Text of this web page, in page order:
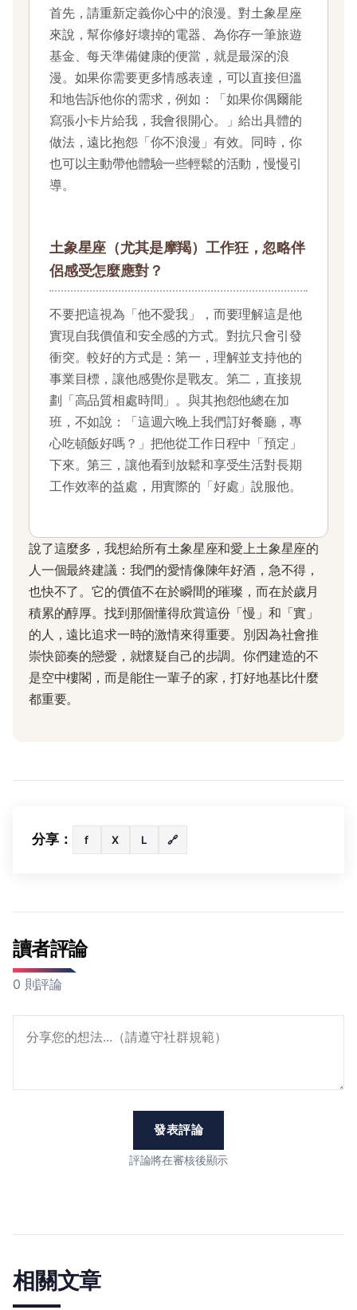
首先，請重新定義你心中的浪漫。對土象星座
來說，幫你修好壞掉的電器、為你存一筆旅遊
基金、每天準備健康的便當，就是最深的浪
漫。如果你需要更多情感表達，可以直接但溫
和地告訴他你的需求，例如：「如果你偶爾能
寫張小卡片給我，我會很開心。」給出具體的
做法，遠比抱怨「你不浪漫」有效。同時，你
也可以主動帶他體驗一些輕鬆的活動，慢慢引
導。
土象星座（尤其是摩羯）工作狂，忽略伴
侶感受怎麼應對？
不要把這視為「他不愛我」，而要理解這是他
實現自我價值和安全感的方式。對抗只會引發
衝突。較好的方式是：第一，理解並支持他的
事業目標，讓他感覺你是戰友。第二，直接規
劃「高品質相處時間」。與其抱怨他總在加
班，不如說：「這週六晚上我們訂好餐廳，專
心吃頓飯好嗎？」把他從工作日程中「預定」
下來。第三，讓他看到放鬆和享受生活對長期
工作效率的益處，用實際的「好處」說服他。
說了這麼多，我想給所有土象星座和愛上土象星座的
人一個最終建議：我們的愛情像陳年好酒，急不得，
也快不了。它的價值不在於瞬間的璀璨，而在於歲月
積累的醇厚。找到那個懂得欣賞這份「慢」和「實」
的人，遠比追求一時的激情來得重要。別因為社會推
崇快節奏的戀愛，就懷疑自己的步調。你們建造的不
是空中樓閣，而是能住一輩子的家，打好地基比什麼
都重要。
分享： f X L 🔗
讀者評論
0 則評論
發表評論
評論將在審核後顯示
相關文章